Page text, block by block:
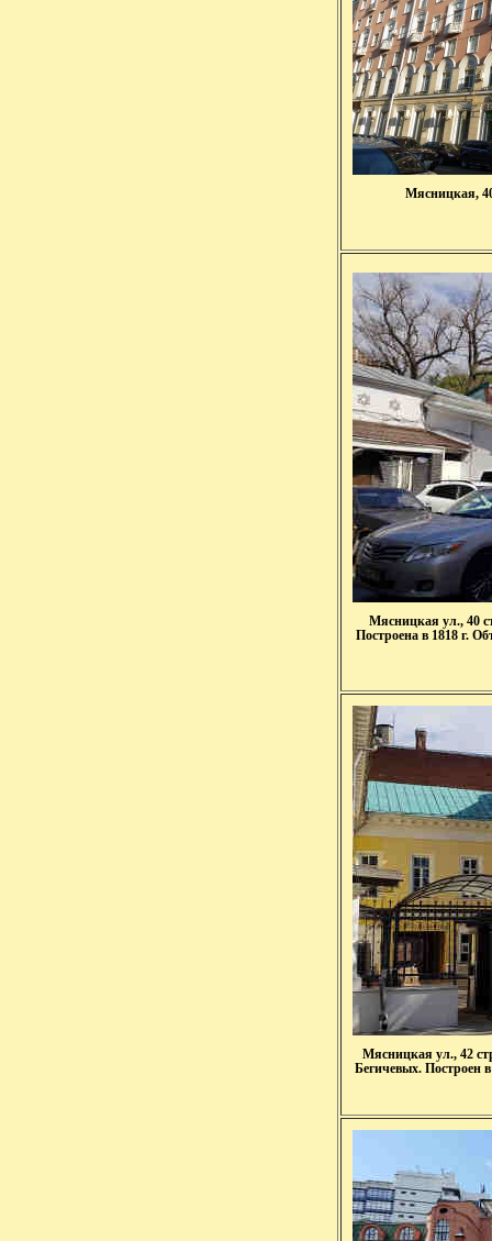
Мясницкая,
Мясницкая ул., 40
Построена в 1818 г.
Мясницкая ул., 42
Бегичевых. Построен